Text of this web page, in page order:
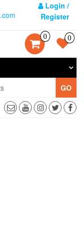
Login /
Register
0 0
GO